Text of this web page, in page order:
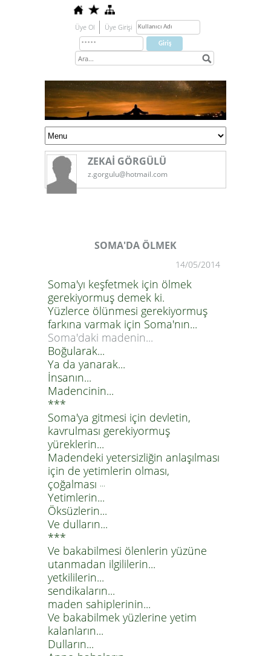
Üye Ol Üye Girişi
ZEKAİ GÖRGÜLÜ
z.gorgulu@hotmail.com
SOMA'DA ÖLMEK
14/05/2014
Soma'yı keşfetmek için ölmek
gerekiyormuş demek ki.
Yüzlerce ölünmesi gerekiyormuş
farkına varmak için Soma'nın...
Soma'daki madenin...
Boğularak...
Ya da yanarak...
İnsanın...
Madencinin...
***
Soma'ya gitmesi için devletin,
kavrulması gerekiyormuş
yüreklerin...
Madendeki yetersizliğin anlaşılması
için de yetimlerin olması,
çoğalması ...
Yetimlerin...
Öksüzlerin...
Ve dulların...
***
Ve bakabilmesi ölenlerin yüzüne
utanmadan ilgililerin...
yetkililerin...
sendikaların...
maden sahiplerinin...
Ve bakabilmek yüzlerine yetim
kalanların...
Dulların...